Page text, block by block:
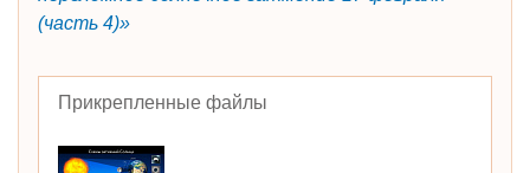
(часть 4)»
Прикрепленные файлы